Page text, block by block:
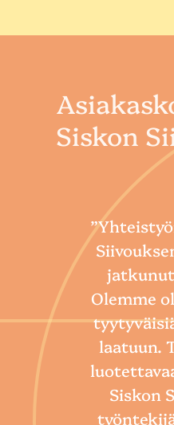
Siskon
Olemme
laatuun.
Siskon